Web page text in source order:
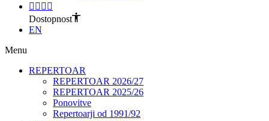
Dostopnost
EN
Menu
REPERTOAR
REPERTOAR 2026/27
REPERTOAR 2025/26
Ponovitve
Repertoarji od 1991/92